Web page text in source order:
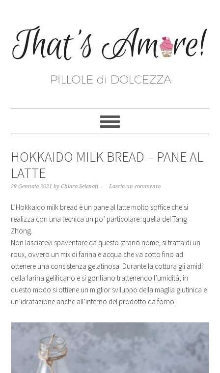
HOKKAIDO MILK BREAD – PANE AL
LATTE
29 Gennaio 2021 byChiara Selenati Lascia un commento
L’Hokkaido milk bread è un pane al latte molto soffice che si
realizza con una tecnica un po’ particolare: quella del Tang
Zhong.
Non lasciatevi spaventare da questo strano nome, si tratta di un
roux, ovvero un mix di farina e acqua che va cotto fino ad
ottenere una consistenza gelatinosa. Durante la cottura gli amidi
della farina gelificano e si gonfiano trattenendo l’umidità, in
questo modo si ottiene un miglior sviluppo della maglia glutinica e
un’idratazione anche all’interno del prodotto da forno.